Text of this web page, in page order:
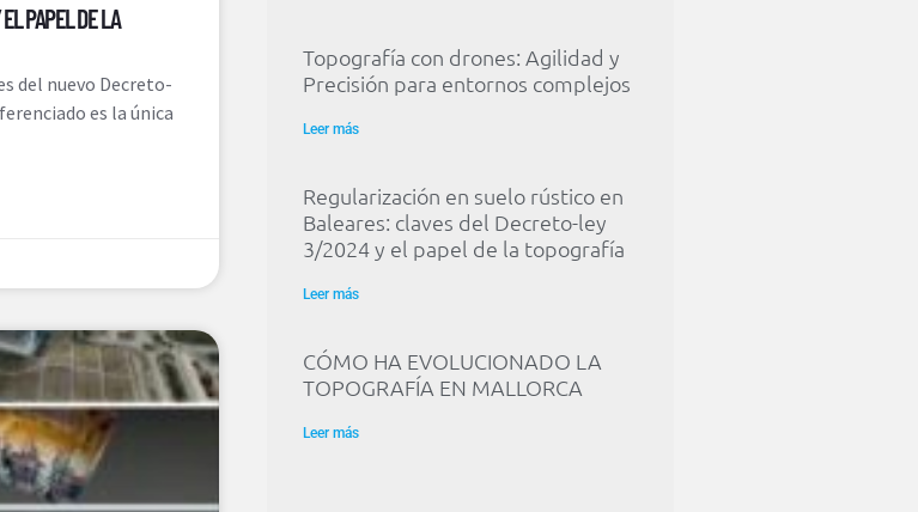
PAPEL DE LA
del nuevo Decreto-
es la única
Topografía con drones: Agilidad y
Precisión para entornos complejos
Leer más
Regularización en suelo rústico en
Baleares: claves del Decreto-ley
3/2024 y el papel de la topografía
Leer más
CÓMO HA EVOLUCIONADO LA
TOPOGRAFÍA EN MALLORCA
Leer más